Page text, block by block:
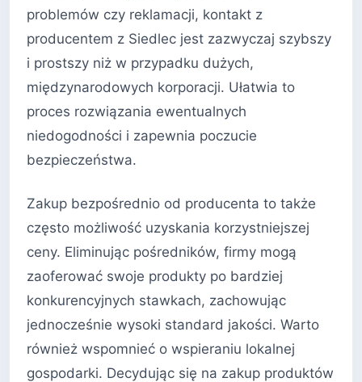
problemów czy reklamacji, kontakt z
producentem z Siedlec jest zazwyczaj szybszy
i prostszy niż w przypadku dużych,
międzynarodowych korporacji. Ułatwia to
proces rozwiązania ewentualnych
niedogodności i zapewnia poczucie
bezpieczeństwa.
Zakup bezpośrednio od producenta to także
często możliwość uzyskania korzystniejszej
ceny. Eliminując pośredników, firmy mogą
zaoferować swoje produkty po bardziej
konkurencyjnych stawkach, zachowując
jednocześnie wysoki standard jakości. Warto
również wspomnieć o wspieraniu lokalnej
gospodarki. Decydując się na zakup produktów